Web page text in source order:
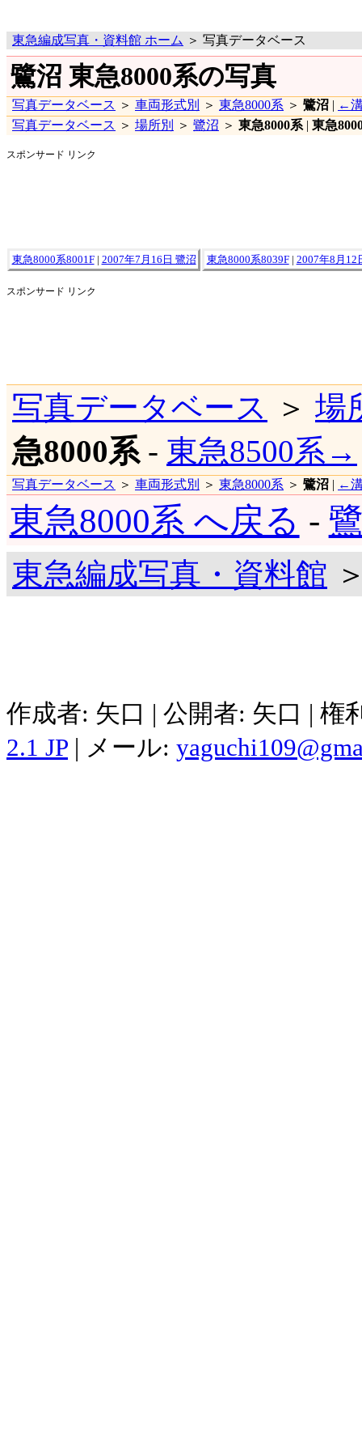
東急編成写真・資料館 ホーム ＞ 写真データベース
鷺沼 東急8000系の写真
写真データベース ＞ 車両形式別 ＞ 東急8000系 ＞ 鷺沼 | ←
写真データベース ＞ 場所別 ＞ 鷺沼 ＞ 東急8000系 | 東急
スポンサード リンク
東急8000系8001F| 2007年7月16日 鷺沼 東急8000系8039F| 2007年8月12
スポンサード リンク
写真データベース ＞ 場
急8000系- 東急8500系→
写真データベース ＞ 車両形式別 ＞ 東急8000系 ＞ 鷺沼 | ←
東急8000系 へ戻る -
東急編成写真・資料館
作成者: 矢口 | 公開者: 矢口 |
2.1 JP | メール: